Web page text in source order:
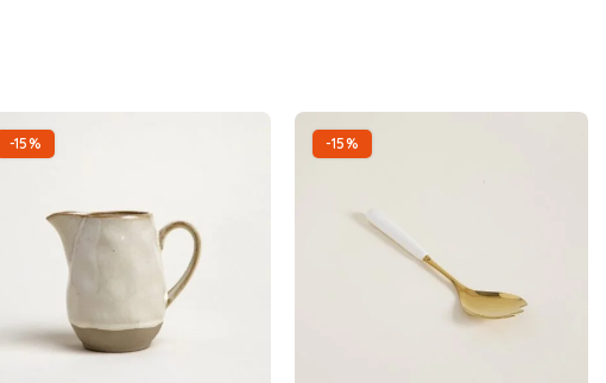
-15% -15%